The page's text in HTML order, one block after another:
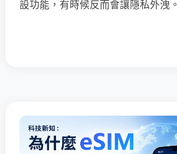
設功能，有時候反而會讓隱私外洩。